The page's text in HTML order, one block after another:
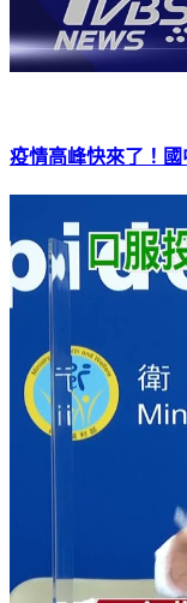
疫情高峰快來了！